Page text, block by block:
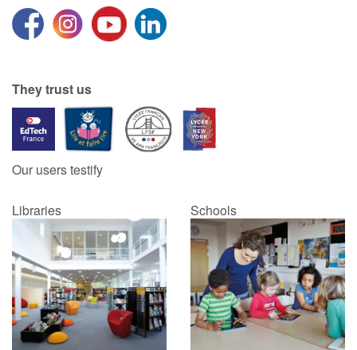
They trust us
Our users testify
Libraries Schools